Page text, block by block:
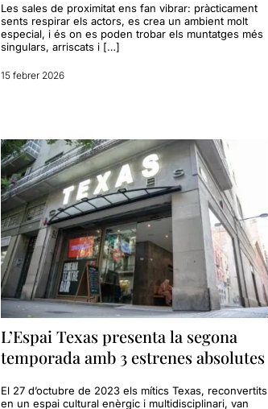
Les sales de proximitat ens fan vibrar: pràcticament
sents respirar els actors, es crea un ambient molt
especial, i és on es poden trobar els muntatges més
singulars, arriscats i […]
15 febrer 2026
L’Espai Texas presenta la segona
temporada amb 3 estrenes absolutes
El 27 d’octubre de 2023 els mítics Texas, reconvertits
en un espai cultural enèrgic i multidisciplinari, van